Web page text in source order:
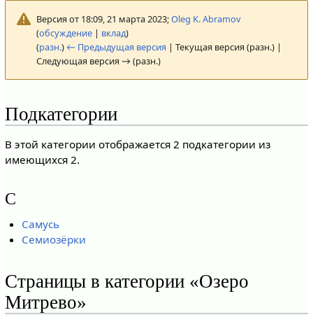
Версия от 18:09, 21 марта 2023;Oleg K. Abramov
(обсуждение| вклад)
(разн.) ← Предыдущая версия | Текущая версия (разн.) |
Следующая версия → (разн.)
Подкатегории
В этой категории отображается 2 подкатегории из
имеющихся 2.
С
Самусь
Семиозёрки
Страницы в категории «Озеро
Митрево»